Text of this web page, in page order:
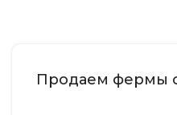
Продаем фермы с